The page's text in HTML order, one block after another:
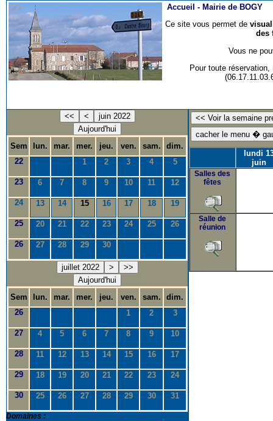
Accueil - Mairie de BOGY
Ce site vous permet de
des
Vous ne
Pour toute
<< <
juin 2022
Aujourd'hui
Sem
lun. mar. mer. jeu. ven. sam.
dim.
22
1 2 3 4 5
23 6 7 8 9 10 11 12
24 13 14 15 16 17 18 19
25 20 21 22 23 24 25 26
26 27 28 29 30
juillet 2022 >
>>
Aujourd'hui
Sem
lun. mar. mer. jeu. ven. sam.
dim.
26
1 2 3
27 4 5 6 7 8 9 10
28 11 12 13 14 15 16 17
29 18 19 20 21 22 23 24
30 25 26 27 28 29 30 31
Domaines :
lundi
juin
Salles des
fêtes
Salle de
réunion